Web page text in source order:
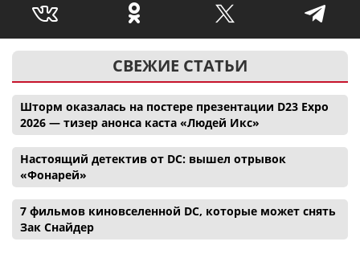
СВЕЖИЕ СТАТЬИ
Шторм оказалась на постере презентации D23 Expo
2026 — тизер анонса каста «Людей Икс»
Настоящий детектив от DC: вышел отрывок
«Фонарей»
7 фильмов киновселенной DC, которые может снять
Зак Снайдер